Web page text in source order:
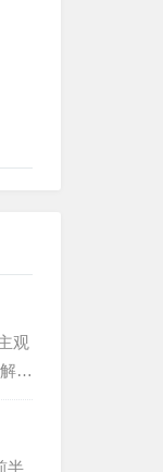
观
梦
半